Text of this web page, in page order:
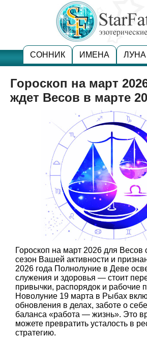
СОННИК ИМЕНА ЛУНА
Гороскоп на март
ждет Весов в марте
Гороскоп на март 2026 для Весов
сезон Вашей активности и
2026 года Полнолуние в Деве
служения и здоровья — стоит
привычки, распорядок и рабочие
Новолуние 19 марта в Рыбах
обновления в делах, заботе о
баланса «работа — жизнь». Это
можете превратить усталость в
стратегию.